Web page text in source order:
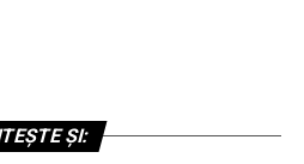
ȘI: